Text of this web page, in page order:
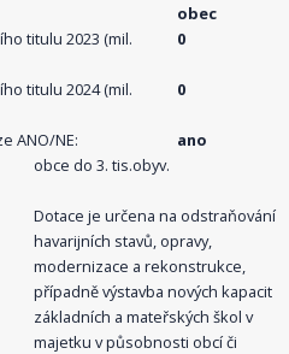
obec
titulu 2023 (mil.
0
titulu 2024 (mil.
0
ANO/NE:
ano
obce do 3. tis.obyv.
Dotace je určena na odstraňování
havarijních stavů, opravy,
modernizace a rekonstrukce,
případně výstavba nových kapacit
základních a mateřských škol v
majetku v působnosti obcí či